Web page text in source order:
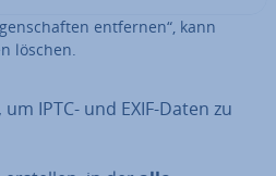
entfernen“, kann
löschen.
IPTC- und EXIF-Daten zu